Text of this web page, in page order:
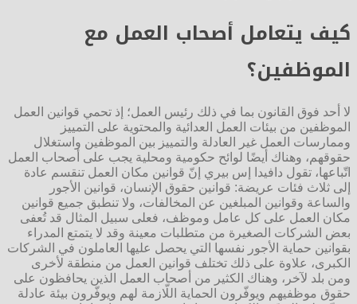
كيف يتعامل أصحاب العمل مع
الموظفين؟
لا أحد فوق القانون بما في ذلك رئيس العمل؛ إذ تحمي قوانين العمل
الموظفين من بيئات العمل العدائية والمحتوية على التمييز
وممارسات العمل غير العادلة والتمييز بين الموظفين واستغلال
حقوقهم، وهناك أيضًا لوائح حكومية ومحلية يجب على أصحاب العمل
اتّباعها، تقول دافيدا إس بيري إنّ قوانين مكان العمل تنقسم عادة
إلى ثلاث فئات عريضة: قوانين حقوق الإنسان، قوانين الأجور
والساعة وقوانين المبلغين عن المخالفات، ولا تنطبق جميع قوانين
مكان العمل على كل عامل وموظف، فعلى سبيل المثال قد تُعفى
بعض الشركات الصغيرة من متطلبات معينة وقد لا يتمتع المدراء
بقوانين حماية الأجور نفسها التي يحصل عليها العاملون في الشركات
الكبرى، علاوة على ذلك تختلف قوانين العمل من منطقة لأخرى
ومن بلد لآخر، وهناك الكثير من أصحاب العمل الذين يحافظون على
حقوق موظفيهم ويوفّرون الحماية اللّازمة لهم ويوفّرون بيئة عادلة